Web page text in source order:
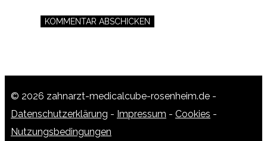
© 2026 zahnarzt-medicalcube-rosenheim.de -
Datenschutzerklärung - Impressum - Cookies -
Nutzungsbedingungen